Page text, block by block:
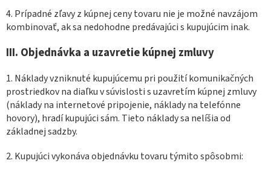
4. Prípadné zľavy z kúpnej ceny tovaru nie je možné navzájom
kombinovať, ak sa nedohodne predávajúci s kupujúcim inak.
III. Objednávka a uzavretie kúpnej zmluvy
1. Náklady vzniknuté kupujúcemu pri použití komunikačných
prostriedkov na diaľku v súvislosti s uzavretím kúpnej zmluvy
(náklady na internetové pripojenie, náklady na telefónne
hovory), hradí kupujúci sám. Tieto náklady sa nelíšia od
základnej sadzby.
2. Kupujúci vykonáva objednávku tovaru týmito spôsobmi: